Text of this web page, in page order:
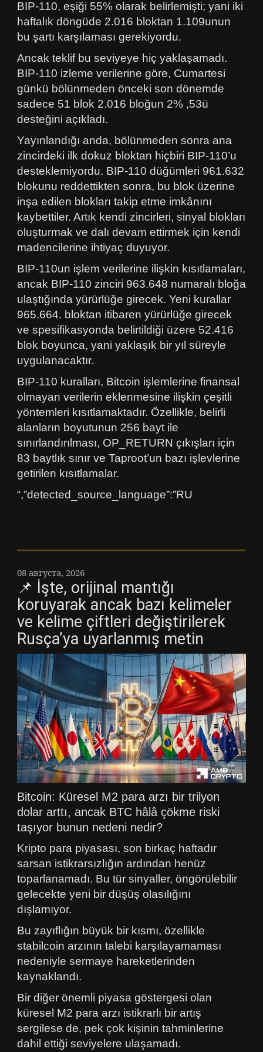
BIP-110, eşiği 55% olarak belirlemişti; yani iki
haftalık döngüde 2.016 bloktan 1.109unun
bu şartı karşılaması gerekiyordu.
Ancak teklif bu seviyeye hiç yaklaşamadı.
BIP-110 izleme verilerine göre, Cumartesi
günkü bölünmeden önceki son dönemde
sadece 51 blok 2.016 bloğun 2% ,53ü
desteğini açıkladı.
Yayınlandığı anda, bölünmeden sonra ana
zincirdeki ilk dokuz bloktan hiçbiri BIP-110’u
desteklemiyordu. BIP-110 düğümleri 961.632
blokunu reddettikten sonra, bu blok üzerine
inşa edilen blokları takip etme imkânını
kaybettiler. Artık kendi zincirleri, sinyal blokları
oluşturmak ve dalı devam ettirmek için kendi
madencilerine ihtiyaç duyuyor.
BIP-110un işlem verilerine ilişkin kısıtlamaları,
ancak BIP-110 zinciri 963.648 numaralı bloğa
ulaştığında yürürlüğe girecek. Yeni kurallar
965.664. bloktan itibaren yürürlüğe girecek
ve spesifikasyonda belirtildiği üzere 52.416
blok boyunca, yani yaklaşık bir yıl süreyle
uygulanacaktır.
BIP-110 kuralları, Bitcoin işlemlerine finansal
olmayan verilerin eklenmesine ilişkin çeşitli
yöntemleri kısıtlamaktadır. Özellikle, belirli
alanların boyutunun 256 bayt ile
sınırlandırılması, OP_RETURN çıkışları için
83 baytlık sınır ve Taproot’un bazı işlevlerine
getirilen kısıtlamalar.
“,”detected_source_language”:”RU
08 августа, 2026
📌 İşte, orijinal mantığı
koruyarak ancak bazı kelimeler
ve kelime çiftleri değiştirilerek
Rusça’ya uyarlanmış metin
Bitcoin: Küresel M2 para arzı bir trilyon
dolar arttı, ancak BTC hâlâ çökme riski
taşıyor bunun nedeni nedir?
Kripto para piyasası, son birkaç haftadır
sarsan istikrarsızlığın ardından henüz
toparlanamadı. Bu tür sinyaller, öngörülebilir
gelecekte yeni bir düşüş olasılığını
dışlamıyor.
Bu zayıflığın büyük bir kısmı, özellikle
stabilcoin arzının talebi karşılayamaması
nedeniyle sermaye hareketlerinden
kaynaklandı.
Bir diğer önemli piyasa göstergesi olan
küresel M2 para arzı istikrarlı bir artış
sergilese de, pek çok kişinin tahminlerine
dahil ettiği seviyelere ulaşamadı.